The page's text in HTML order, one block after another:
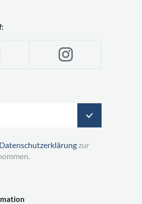
Datenschutzerklärung zur